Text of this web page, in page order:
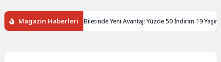
Magazin Haberleri
Gençlere Tren Biletinde Yeni Avantaj: Yüzde 50 İndirim 19 Yaşına